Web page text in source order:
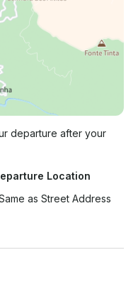
departure after your
Location
as Street Address